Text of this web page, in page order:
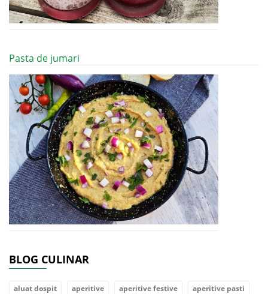
Pasta de jumari
BLOG CULINAR
aluat dospit aperitive aperitive festive
aperitive pasti